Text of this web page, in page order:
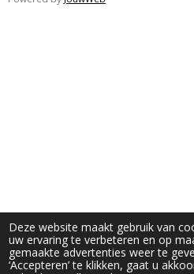
Deze website maakt gebruik van
uw ervaring te verbeteren en op
gemaakte advertenties weer te
‘Accepteren’ te klikken, gaat u